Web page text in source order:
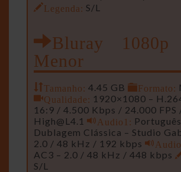
Legenda: S/L
Bluray
Menor
Tamanho: 4.45 GB Formato:
Qualidade: 1920×1080 –
16:9 / 4.500 Kbps / 24.000 FPS
High@L4.1
Audio1:
Dublagem Clássica – Studio
2.0 / 48 kHz / 192 kbps
AC3 – 2.0 / 48 kHz / 448 kbps
S/L